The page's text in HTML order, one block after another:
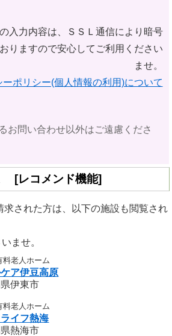
入力内容は、ＳＳＬ通信により暗号
りますので安心してご利用ください
ませ。
ーポリシー(個人情報の利用)について
お問い合わせ以外はご遠慮くださ
[レコメンド機能]
求された方は、以下の施設も閲覧され
ませ。
料老人ホーム
ア伊豆高原
伊東市
料老人ホーム
イフ熱海
熱海市